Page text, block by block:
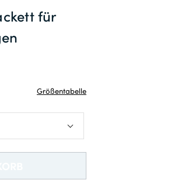
Neu bei Dobell?
EIN KONTO ERSTELLEN
für
Größentabelle